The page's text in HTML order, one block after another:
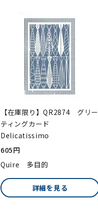
【在庫限り】QR2874 グリー
ティングカード
Delicatissimo
605円
Quire 多目的
詳細を見る